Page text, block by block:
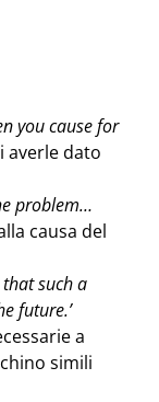
you cause for
dato
problem…
causa del
that such a
future.’
a
simili